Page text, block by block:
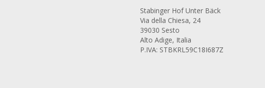
Stabinger Hof Unter Bäck
Via della Chiesa, 24
39030 Sesto
Alto Adige, Italia
P.IVA: STBKRL59C18I687Z